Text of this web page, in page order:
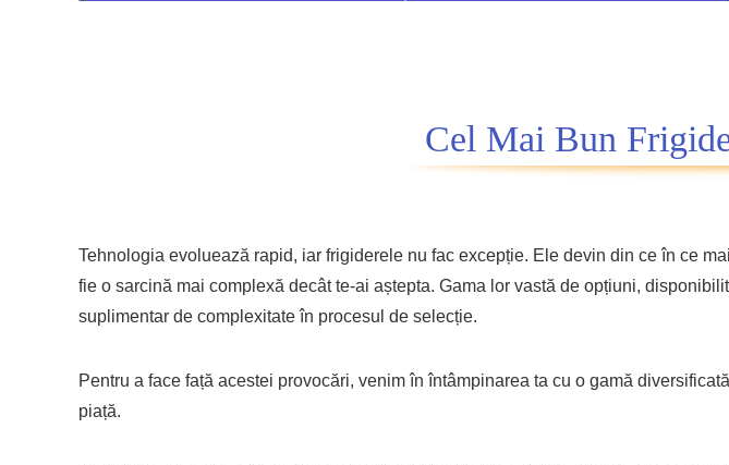
Cel Mai Bun
Tehnologia evoluează rapid, iar frigiderele nu fac excepție. Ele devin din ce în ce
fie o sarcină mai complexă decât te-ai aștepta. Gama lor vastă de opțiuni,
suplimentar de complexitate în procesul de selecție.
Pentru a face față acestei provocări, venim în întâmpinarea ta cu o gamă
piață.